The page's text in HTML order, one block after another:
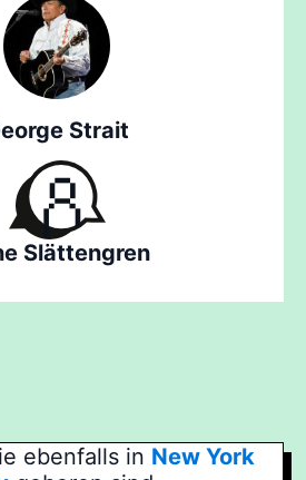
Strait
Slättengren
ebenfalls in New York